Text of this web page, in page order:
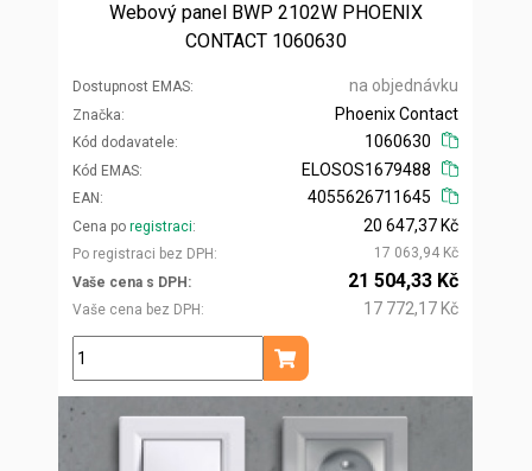
Webový panel BWP 2102W PHOENIX
CONTACT 1060630
Dostupnost EMAS na objednávku
Značka
Kód dodavatele
Phoenix Contact
1060630
Kód EMAS
EAN
ELOSOS1679488
4055626711645
Cena po registraci
Po registraci bez DPH
20 647,37 Kč
17 063,94 Kč
Vaše cena s DPH
Vaše cena bez DPH
21 504,33 Kč
17 772,17 Kč
ks
Přidat do košíku